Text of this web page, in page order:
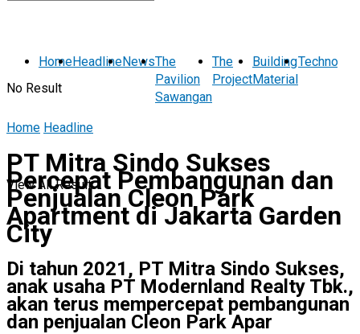
No Result
View All Result
HomeHeadlineNewsThe
Pavilion
Sawangan
The
Project
Building
Material
Home Headline
PT Mitra Sindo Sukses
Percepat Pembangunan dan
Penjualan Cleon Park
Apartment di Jakarta Garden
City
Di tahun 2021, PT Mitra Sindo Sukses,
anak usaha PT Modernland Realty Tbk.,
akan terus mempercepat pembangunan
dan penjualan Cleon Park Apar